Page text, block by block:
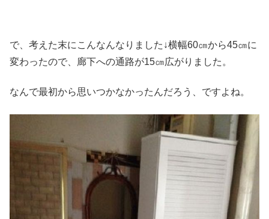
で、考えた末にこんなんなりました↓横幅60㎝から45㎝に
変わったので、廊下への通路が15㎝広がりました。
なんで最初から思いつかなかったんだろう、ですよね。